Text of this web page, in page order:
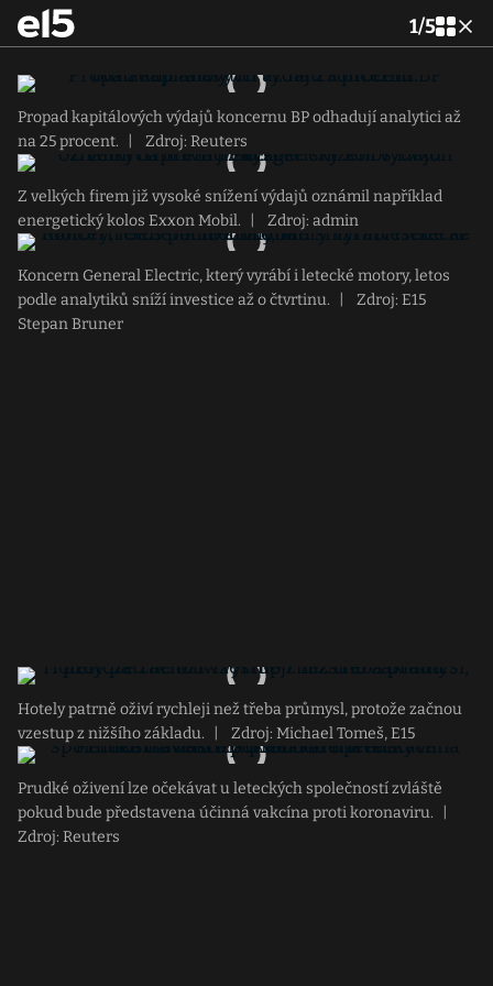
1/5
Propad kapitálových výdajů koncernu BP odhadují analytici až
na 25 procent.
Zdroj: Reuters
Z velkých firem již vysoké snížení výdajů oznámil například
energetický kolos Exxon Mobil.
Zdroj: admin
Koncern General Electric, který vyrábí i letecké motory, letos
podle analytiků sníží investice až o čtvrtinu.
Zdroj: E15
Stepan Bruner
Hotely patrně oživí rychleji než třeba průmysl, protože začnou
vzestup z nižšího základu.
Zdroj: Michael Tomeš, E15
Prudké oživení lze očekávat u leteckých společností zvláště
pokud bude představena účinná vakcína proti koronaviru.
Zdroj: Reuters